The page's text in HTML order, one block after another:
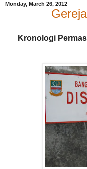
Monday, March 26, 2012
Kronologi